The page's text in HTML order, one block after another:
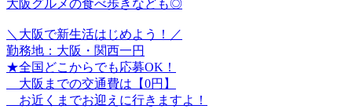
大阪グルメの食べ歩きなども◎
＼大阪で新生活はじめよう！／
勤務地：大阪・関西一円
★全国どこからでも応募OK！
大阪までの交通費は【0円】
お近くまでお迎えに行きますよ！